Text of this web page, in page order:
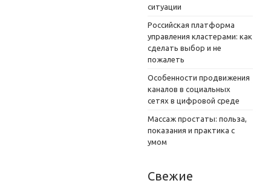
ситуации
Российская платформа
управления кластерами: как
сделать выбор и не
пожалеть
Особенности продвижения
каналов в социальных
сетях в цифровой среде
Массаж простаты: польза,
показания и практика с
умом
Свежие